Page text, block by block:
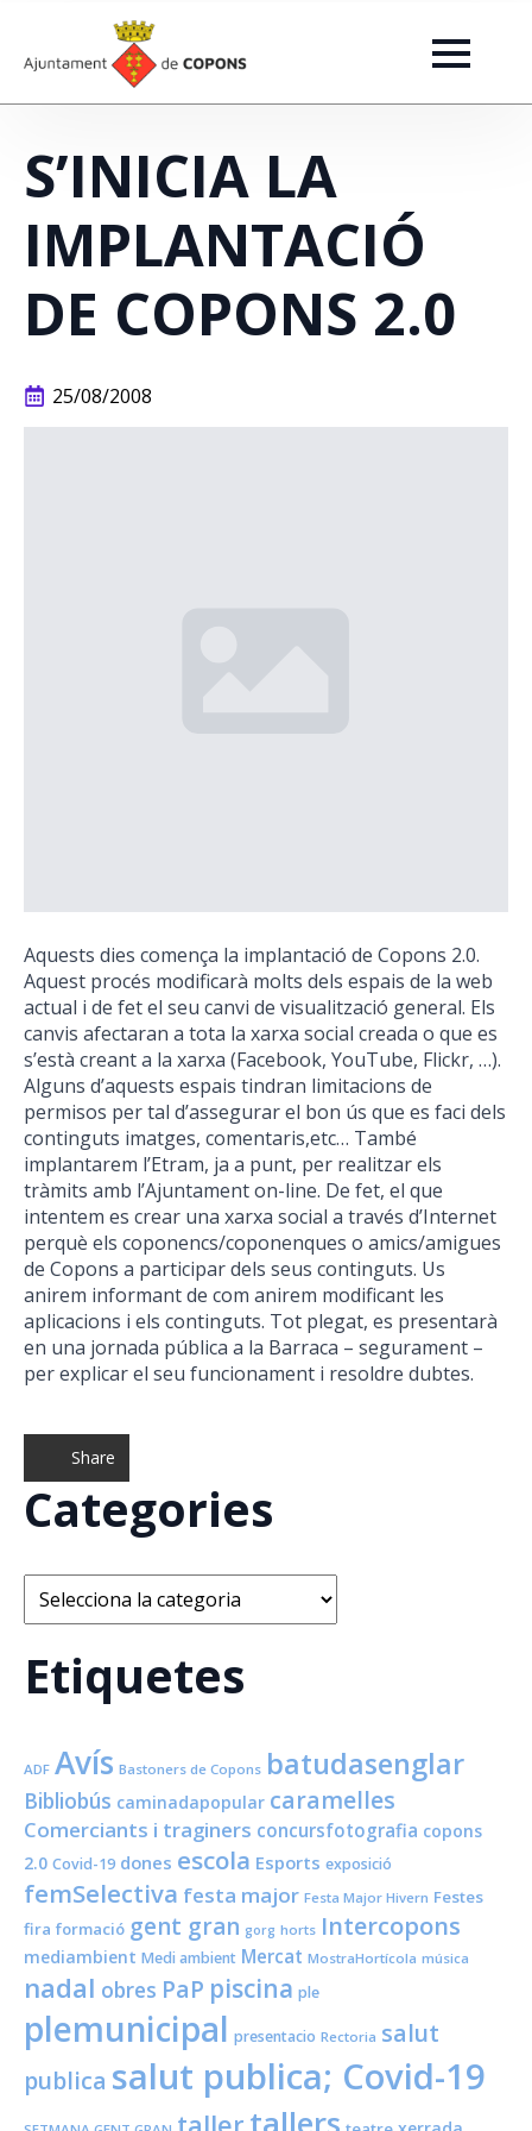
S’INICIA LA
IMPLANTACIÓ
DE COPONS 2.0
25/08/2008
Aquests dies comença la implantació de Copons 2.0.
Aquest procés modificarà molts dels espais de la web
actual i de fet el seu canvi de visualització general. Els
canvis afectaran a tota la xarxa social creada o que es
s’està creant a la xarxa (Facebook, YouTube, Flickr, …).
Alguns d’aquests espais tindran limitacions de
permisos per tal d’assegurar el bon ús que es faci dels
continguts imatges, comentaris,etc… També
implantarem l’Etram, ja a punt, per realitzar els
tràmits amb l’Ajuntament on-line. De fet, el que
intentem es crear una xarxa social a través d’Internet
perquè els coponencs/coponenques o amics/amigues
de Copons a participar dels seus continguts. Us
anirem informant de com anirem modificant les
aplicacions i els continguts. Tot plegat, es presentarà
en una jornada pública a la Barraca – segurament –
per explicar el seu funcionament i resoldre dubtes.
Share
Categories
Categories
Etiquetes
ADF Avís Bastoners de Copons batudasenglar
Bibliobús caminadapopular caramelles
Comerciants i traginers concursfotografia copons
2.0 Covid-19 dones escola Esports exposició
femSelectiva festa major Festa Major Hivern Festes
fira formació gent gran gorg horts Intercopons
mediambient Medi ambient Mercat MostraHortícola música
nadal obres PaP piscina ple
plemunicipal presentacio Rectoria salut
publica salut publica; Covid-19